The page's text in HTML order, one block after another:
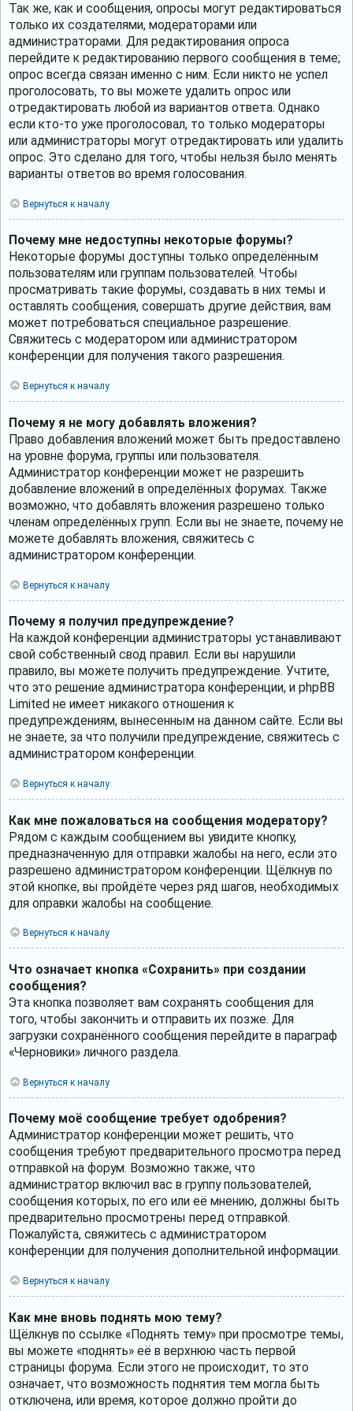
Так же, как и сообщения, опросы могут редактироваться
только их создателями, модераторами или
администраторами. Для редактирования опроса
перейдите к редактированию первого сообщения в теме;
опрос всегда связан именно с ним. Если никто не успел
проголосовать, то вы можете удалить опрос или
отредактировать любой из вариантов ответа. Однако
если кто-то уже проголосовал, то только модераторы
или администраторы могут отредактировать или удалить
опрос. Это сделано для того, чтобы нельзя было менять
варианты ответов во время голосования.
Вернуться к началу
Почему мне недоступны некоторые форумы?
Некоторые форумы доступны только определённым
пользователям или группам пользователей. Чтобы
просматривать такие форумы, создавать в них темы и
оставлять сообщения, совершать другие действия, вам
может потребоваться специальное разрешение.
Свяжитесь с модератором или администратором
конференции для получения такого разрешения.
Вернуться к началу
Почему я не могу добавлять вложения?
Право добавления вложений может быть предоставлено
на уровне форума, группы или пользователя.
Администратор конференции может не разрешить
добавление вложений в определённых форумах. Также
возможно, что добавлять вложения разрешено только
членам определённых групп. Если вы не знаете, почему не
можете добавлять вложения, свяжитесь с
администратором конференции.
Вернуться к началу
Почему я получил предупреждение?
На каждой конференции администраторы устанавливают
свой собственный свод правил. Если вы нарушили
правило, вы можете получить предупреждение. Учтите,
что это решение администратора конференции, и phpBB
Limited не имеет никакого отношения к
предупреждениям, вынесенным на данном сайте. Если вы
не знаете, за что получили предупреждение, свяжитесь с
администратором конференции.
Вернуться к началу
Как мне пожаловаться на сообщения модератору?
Рядом с каждым сообщением вы увидите кнопку,
предназначенную для отправки жалобы на него, если это
разрешено администратором конференции. Щёлкнув по
этой кнопке, вы пройдёте через ряд шагов, необходимых
для оправки жалобы на сообщение.
Вернуться к началу
Что означает кнопка «Сохранить» при создании
сообщения?
Эта кнопка позволяет вам сохранять сообщения для
того, чтобы закончить и отправить их позже. Для
загрузки сохранённого сообщения перейдите в параграф
«Черновики» личного раздела.
Вернуться к началу
Почему моё сообщение требует одобрения?
Администратор конференции может решить, что
сообщения требуют предварительного просмотра перед
отправкой на форум. Возможно также, что
администратор включил вас в группу пользователей,
сообщения которых, по его или её мнению, должны быть
предварительно просмотрены перед отправкой.
Пожалуйста, свяжитесь с администратором
конференции для получения дополнительной информации.
Вернуться к началу
Как мне вновь поднять мою тему?
Щёлкнув по ссылке «Поднять тему» при просмотре темы,
вы можете «поднять» её в верхнюю часть первой
страницы форума. Если этого не происходит, то это
означает, что возможность поднятия тем могла быть
отключена, или время, которое должно пройти до